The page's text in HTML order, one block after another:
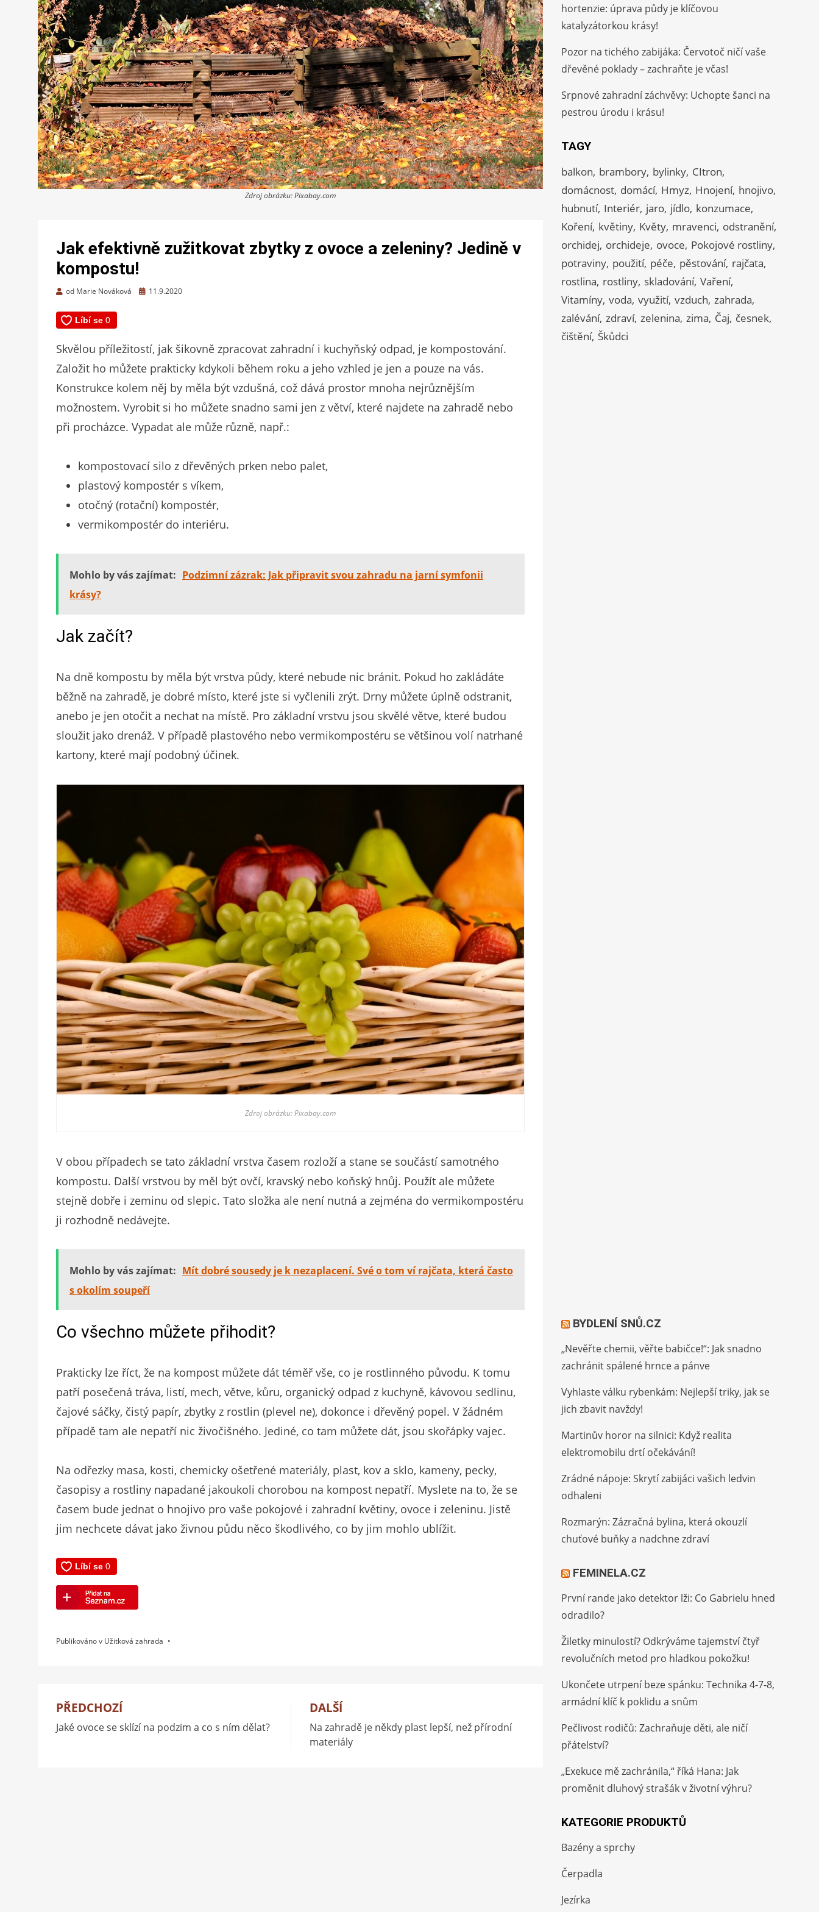
Zdroj obrázku: Pixabay.com
Jak efektivně zužitkovat zbytky z ovoce a zeleniny? Jedině v
kompostu!
od Marie Nováková
Zveřejněno
11.9.2020
Skvělou příležitostí, jak šikovně zpracovat zahradní i kuchyňský odpad, je kompostování.
Založit ho můžete prakticky kdykoli během roku a jeho vzhled je jen a pouze na vás.
Konstrukce kolem něj by měla být vzdušná, což dává prostor mnoha nejrůznějším
možnostem. Vyrobit si ho můžete snadno sami jen z větví, které najdete na zahradě nebo
při procházce. Vypadat ale může různě, např.:
kompostovací silo z dřevěných prken nebo palet,
plastový kompostér s víkem,
otočný (rotační) kompostér,
vermikompostér do interiéru.
Mohlo by vás zajímat: Podzimní zázrak: Jak připravit svou zahradu na jarní symfonii
krásy?
Jak začít?
Na dně kompostu by měla být vrstva půdy, které nebude nic bránit. Pokud ho zakládáte
běžně na zahradě, je dobré místo, které jste si vyčlenili zrýt. Drny můžete úplně odstranit,
anebo je jen otočit a nechat na místě. Pro základní vrstvu jsou skvělé větve, které budou
sloužit jako drenáž. V případě plastového nebo vermikompostéru se většinou volí natrhané
kartony, které mají podobný účinek.
Zdroj obrázku: Pixabay.com
V obou případech se tato základní vrstva časem rozloží a stane se součástí samotného
kompostu. Další vrstvou by měl být ovčí, kravský nebo koňský hnůj. Použít ale můžete
stejně dobře i zeminu od slepic. Tato složka ale není nutná a zejména do vermikompostéru
ji rozhodně nedávejte.
Mohlo by vás zajímat: Mít dobré sousedy je k nezaplacení. Své o tom ví rajčata, která často
s okolím soupeří
Co všechno můžete přihodit?
Prakticky lze říct, že na kompost můžete dát téměř vše, co je rostlinného původu. K tomu
patří posečená tráva, listí, mech, větve, kůru, organický odpad z kuchyně, kávovou sedlinu,
čajové sáčky, čistý papír, zbytky z rostlin (plevel ne), dokonce i dřevěný popel. V žádném
případě tam ale nepatří nic živočišného. Jediné, co tam můžete dát, jsou skořápky vajec.
Na odřezky masa, kosti, chemicky ošetřené materiály, plast, kov a sklo, kameny, pecky,
časopisy a rostliny napadané jakoukoli chorobou na kompost nepatří. Myslete na to, že se
časem bude jednat o hnojivo pro vaše pokojové i zahradní květiny, ovoce i zeleninu. Jistě
jim nechcete dávat jako živnou půdu něco škodlivého, co by jim mohlo ublížit.
Publikováno v Užitková zahrada
Navigace
pro
PŘEDCHOZÍ
Jaké ovoce se sklízí na podzim a co s ním dělat?
DALŠÍ
Na zahradě je někdy plast lepší, než přírodní
materiály
hortenzie: úprava půdy je klíčovou
katalyzátorkou krásy!
Pozor na tichého zabijáka: Červotoč ničí vaše
dřevěné poklady – zachraňte je včas!
Srpnové zahradní záchvěvy: Uchopte šanci na
pestrou úrodu i krásu!
TAGY
balkon brambory bylinky CItron
domácnost domácí Hmyz Hnojení hnojivo
hubnutí Interiér jaro jídlo konzumace
Koření květiny Květy mravenci odstranění
orchidej orchideje ovoce Pokojové rostliny
potraviny použití péče pěstování rajčata
rostlina rostliny skladování Vaření
Vitamíny voda využití vzduch zahrada
zalévání zdraví zelenina zima Čaj česnek
čištění Škůdci
BYDLENÍ SNŮ.CZ
„Nevěřte chemii, věřte babičce!“: Jak snadno
zachránit spálené hrnce a pánve
Vyhlaste válku rybenkám: Nejlepší triky, jak se
jich zbavit navždy!
Martinův horor na silnici: Když realita
elektromobilu drtí očekávání!
Zrádné nápoje: Skrytí zabijáci vašich ledvin
odhaleni
Rozmarýn: Zázračná bylina, která okouzlí
chuťové buňky a nadchne zdraví
FEMINELA.CZ
První rande jako detektor lži: Co Gabrielu hned
odradilo?
Žiletky minulostí? Odkrýváme tajemství čtyř
revolučních metod pro hladkou pokožku!
Ukončete utrpení beze spánku: Technika 4-7-8,
armádní klíč k poklidu a snům
Pečlivost rodičů: Zachraňuje děti, ale ničí
přátelství?
„Exekuce mě zachránila,“ říká Hana: Jak
proměnit dluhový strašák v životní výhru?
KATEGORIE PRODUKTŮ
Bazény a sprchy
Čerpadla
Jezírka